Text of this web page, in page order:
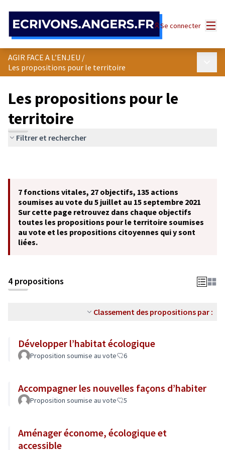
Se connecter
AGIR FACE A L’ENJEU /
Les propositions pour le territoire
Les propositions pour le
territoire
Filtrer et rechercher
7 fonctions vitales, 27 objectifs, 135 actions
soumises au vote du 5 juillet au 15 septembre 2021
Sur cette page retrouvez dans chaque objectifs
toutes les propositions pour le territoire soumises
au vote et les propositions citoyennes qui y sont
liées.
4 propositions
Classement des propositions par :
Développer l’habitat écologique
Proposition soumise au vote 6
Accompagner les nouvelles façons d’habiter
Proposition soumise au vote 5
Aménager économe, écologique et
accessible